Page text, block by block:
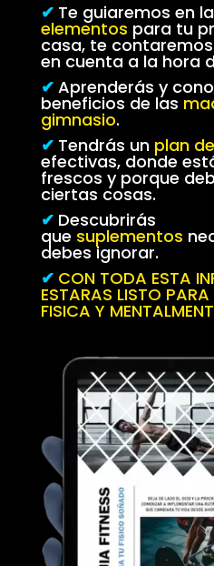
✔ Te guiaremos en la
elementos para tu
casa, te
en cuenta a la hora
✔ Aprenderás y
beneficios de las
gimnasio.
✔ Tendrás un plan
efectivas, donde
frescos y porque
ciertas cosas.
✔ Descubrirás
que suplementos
debes ignorar.
✔ CON TODA ESTA
ESTARAS LISTO PARA
FISICA Y